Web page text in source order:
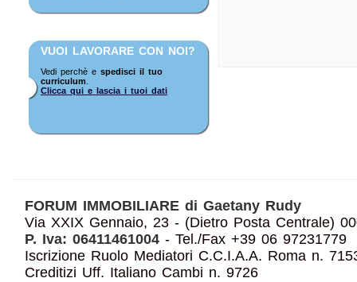
VUOI LAVORARE CON NOI?
Vedi perchè e spedisci il tuo
curriculum
Clicca qui e lascia i tuoi dati
FORUM IMMOBILIARE di Gaetany Rudy
Via XXIX Gennaio, 23 - (Dietro Posta Centrale)
P. Iva: 06411461004 - Tel./Fax +39 06 97231779
Iscrizione Ruolo Mediatori C.C.I.A.A. Roma n.
Creditizi Uff. Italiano Cambi n. 9726